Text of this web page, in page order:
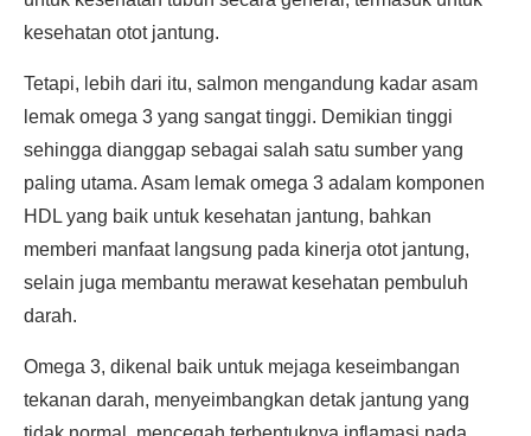
kesehatan otot jantung.
Tetapi, lebih dari itu, salmon mengandung kadar asam
lemak omega 3 yang sangat tinggi. Demikian tinggi
sehingga dianggap sebagai salah satu sumber yang
paling utama. Asam lemak omega 3 adalam komponen
HDL yang baik untuk kesehatan jantung, bahkan
memberi manfaat langsung pada kinerja otot jantung,
selain juga membantu merawat kesehatan pembuluh
darah.
Omega 3, dikenal baik untuk mejaga keseimbangan
tekanan darah, menyeimbangkan detak jantung yang